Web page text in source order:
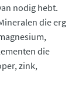
nodig hebt.
die erg
die
zink,